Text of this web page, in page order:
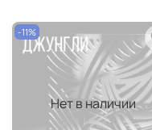
Нет в наличии
-11%